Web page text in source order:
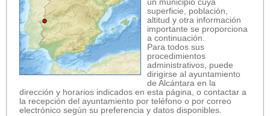
un municipio cuya
superficie, población,
altitud y otra información
importante se proporciona
a continuación.
Para todos sus
procedimientos
administrativos, puede
dirigirse al ayuntamiento
de Alcántara en la
dirección y horarios indicados en esta página, o contactar a
la recepción del ayuntamiento por teléfono o por correo
electrónico según su preferencia y datos disponibles.